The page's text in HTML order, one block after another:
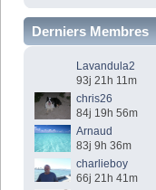
Derniers Membres
Lavandula2
93j 21h 11m
chris26
84j 19h 56m
Arnaud
83j 9h 36m
charlieboy
66j 21h 41m